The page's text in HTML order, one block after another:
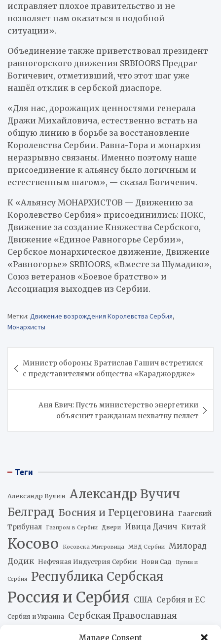
Manage Consent
исправляет плохое правительство и не
позволяет нам оказаться в подобной
ситуации».
Объединение также приветствовал президент
равногорского движения SRBIOORS Предраг
Богичевич, отметивший, что этот шаг уже
нашёл отклик в сербской диаспоре.
«Для нас, дорожащих ценностями генерала
Дражи Михайловича, естественно встать на
общую линию в борьбе за восстановление
Королевства Сербии. Равна-Гора и монархия
неразрывно связаны. Именно поэтому наше
присоединение к альянсу было логичным и
естественным шагом», — сказал Богичевич.
К «Альянсу МОНАРХИСТОВ — Движению за
Королевство Сербия» присоединились: ПОКС,
Движение за создание Княжества Сербского,
Движение «Единое Равногорье Сербии»,
Сербское монархическое движение, Движение
«Равногорье» SRBIOORS, «Вместе за Шумадию»,
Союз ветеранов «Боевое братство» и
Ассоциация выходцев из Сербии.
Метки: Движение возрождения Королевства Сербия,
Монархисты
по
записям
Министр обороны Братислав Гашич встретился
с представителями общества «Караджордже»
Аня Евич: Пусть министерство энергетики
объяснит гражданам нехватку пеллет
Теги
Александр Вулин Александр Вучич
Белград Босния и Герцеговина Гаагский
Трибунал Газпром в Сербии Двери Ивица Дачич Китай
Косово Косовска Митровица МВД Сербии
Милорад
Додик Нефтяная Индустрия Сербии Нови Сад Путин и
Сербия Республика Сербская
Россия и Сербия США Сербия и ЕС
Сербия и Украина
Сербская Православная